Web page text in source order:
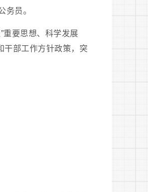
务员。
重要思想、科学发展
干部工作方针政策，突